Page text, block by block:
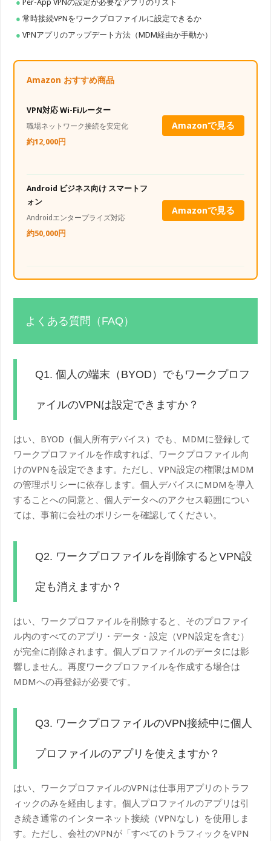
Per-App VPNの設定が必要なアプリのリスト
常時接続VPNをワークプロファイルに設定できるか
VPNアプリのアップデート方法（MDM経由か手動か）
Amazon おすすめ商品
VPN対応 Wi-Fiルーター
職場ネットワーク接続を安定化
約12,000円
Amazonで見る
Android ビジネス向け スマートフ
ォン
Androidエンタープライズ対応
約50,000円
Amazonで見る
よくある質問（FAQ）
Q1. 個人の端末（BYOD）でもワークプロフ
ァイルのVPNは設定できますか？
はい、BYOD（個人所有デバイス）でも、MDMに登録して
ワークプロファイルを作成すれば、ワークプロファイル向
けのVPNを設定できます。ただし、VPN設定の権限はMDM
の管理ポリシーに依存します。個人デバイスにMDMを導入
することへの同意と、個人データへのアクセス範囲につい
ては、事前に会社のポリシーを確認してください。
Q2. ワークプロファイルを削除するとVPN設
定も消えますか？
はい、ワークプロファイルを削除すると、そのプロファイ
ル内のすべてのアプリ・データ・設定（VPN設定を含む）
が完全に削除されます。個人プロファイルのデータには影
響しません。再度ワークプロファイルを作成する場合は
MDMへの再登録が必要です。
Q3. ワークプロファイルのVPN接続中に個人
プロファイルのアプリを使えますか？
はい、ワークプロファイルのVPNは仕事用アプリのトラフ
ィックのみを経由します。個人プロファイルのアプリは引
き続き通常のインターネット接続（VPNなし）を使用しま
す。ただし、会社のVPNが「すべてのトラフィックをVPN